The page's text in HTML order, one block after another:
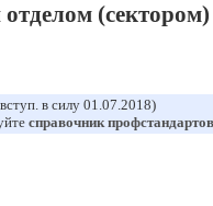
(сектором)
в силу 01.07.2018)
справочник профстандартов